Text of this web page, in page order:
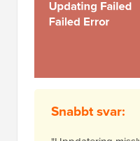
Snabbt svar: